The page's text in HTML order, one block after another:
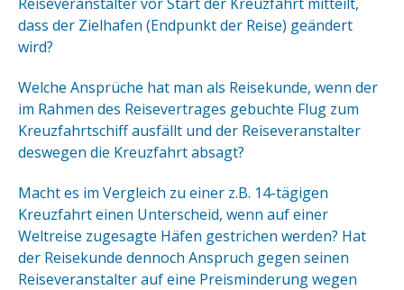
dass der Zielhafen (Endpunkt der Reise) geändert
wird?
Welche Ansprüche hat man als Reisekunde, wenn der
im Rahmen des Reisevertrages gebuchte Flug zum
Kreuzfahrtschiff ausfällt und der Reiseveranstalter
deswegen die Kreuzfahrt absagt?
Macht es im Vergleich zu einer z.B. 14-tägigen
Kreuzfahrt einen Unterscheid, wenn auf einer
Weltreise zugesagte Häfen gestrichen werden? Hat
der Reisekunde dennoch Anspruch gegen seinen
Reiseveranstalter auf eine Preisminderung wegen